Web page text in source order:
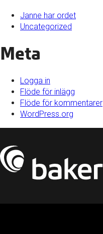
Janne har ordet
Uncategorized
Meta
Logga in
Flöde för inlägg
Flöde för kommentarer
WordPress.org